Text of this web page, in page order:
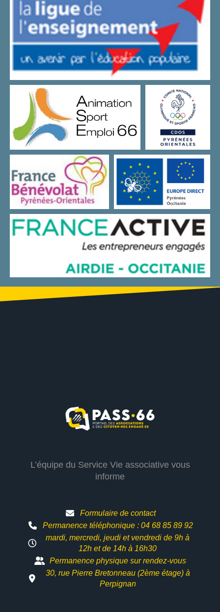
L’équipe du Service Vie associative vous
informe
Formulaire de contact
Permanence téléphonique : 04 68 85 89 92
mardi, mercredi, jeudi et vendredi de 9h à
12h etde 14h à 16h30
Permanence physique sur rendez-vous
30, rue Pierre Bretonneau (2ème étage) à
Perpignan